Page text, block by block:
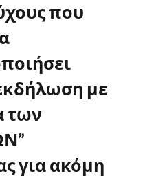
που
με
των
για ακόμη